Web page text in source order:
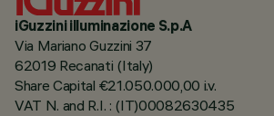
iGuzzini illuminazione S.p.A
Via Mariano Guzzini 37
62019 Recanati (Italy)
Share Capital €21.050.000,00 i.v.
VAT N. and R.I. : (IT)00082630435